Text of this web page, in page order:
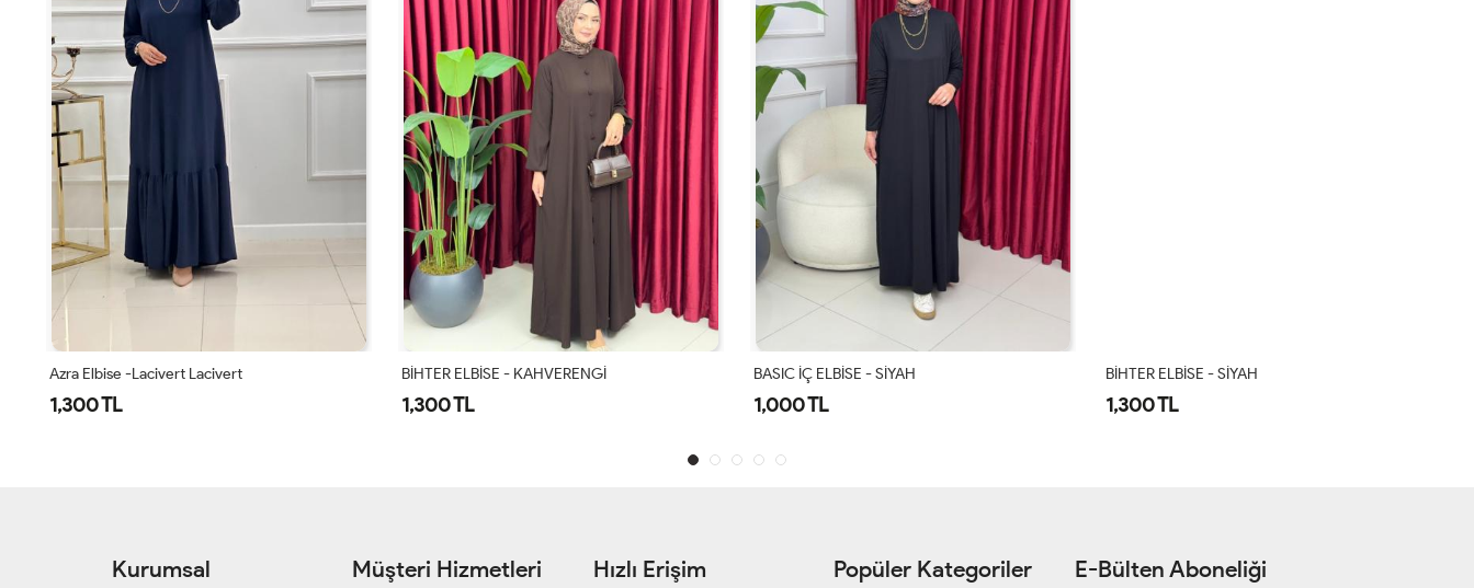
Azra Elbise -Lacivert Lacivert
1,300 TL
BİHTER ELBİSE - KAHVERENGİ
1,300 TL
BASIC İÇ ELBİSE - SİYAH
1,000 TL
BİHTER ELBİSE - SİYAH
1,300 TL
Kurumsal Müşteri Hizmetleri Hızlı Erişim Popüler Kategoriler E-Bülten Aboneliği